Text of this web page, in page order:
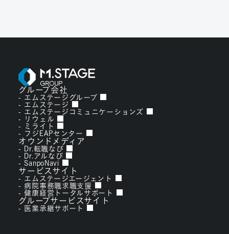
グループ会社
エムステージグループ
エムステージ
エムステージコミュニケーションズ
リウェル
ミライト
フジEAPセンター
オウンドメディア
Dr.転職なび
Dr.アルなび
SanpoNavi
サービスサイト
エムステージエージェント
病院事務職求職支援
健康経営トータルサポート
グループサービスサイト
医業承継サポート